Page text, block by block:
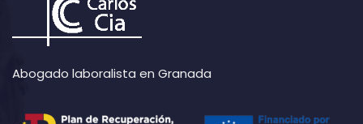
Abogado laboralista en Granada